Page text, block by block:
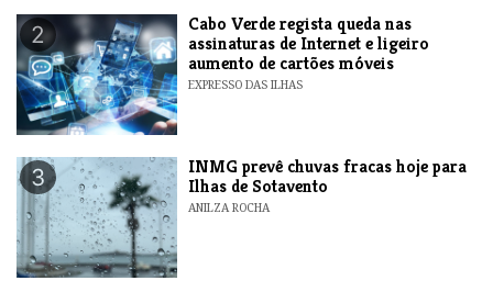
2
Cabo Verde regista queda nas
assinaturas de Internet e ligeiro
aumento de cartões móveis
EXPRESSO DAS ILHAS
3
INMG prevê chuvas fracas hoje para
Ilhas de Sotavento
ANILZA ROCHA